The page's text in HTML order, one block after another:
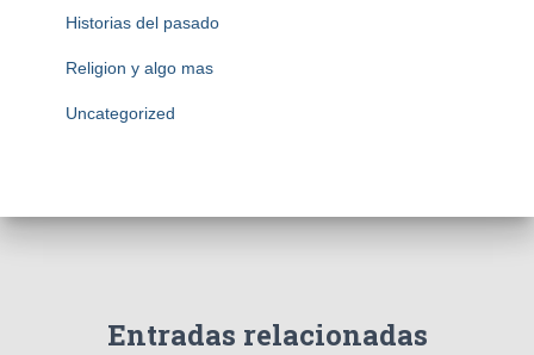
Historias del pasado
Religion y algo mas
Uncategorized
Entradas relacionadas